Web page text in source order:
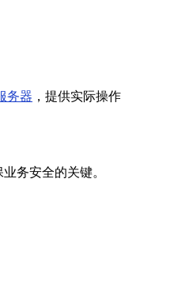
务器 ，提供实际操作
务安全的关键。